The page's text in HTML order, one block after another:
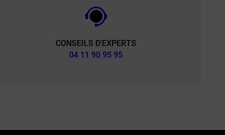
CONSEILS D'EXPERTS
04 11 90 95 95